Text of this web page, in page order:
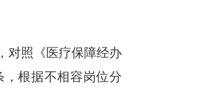
对照《医疗保障经办
根据不相容岗位分